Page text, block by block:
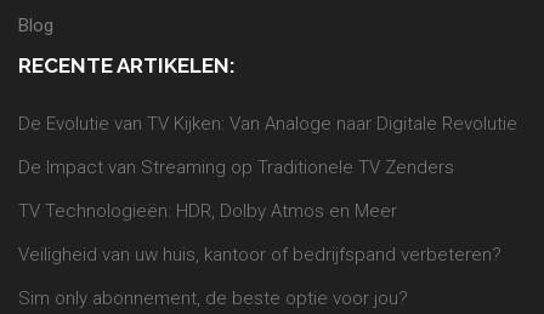
Blog
RECENTE ARTIKELEN:
De Evolutie van TV Kijken: Van Analoge naar Digitale Revolutie
De Impact van Streaming op Traditionele TV Zenders
TV Technologieën: HDR, Dolby Atmos en Meer
Veiligheid van uw huis, kantoor of bedrijfspand verbeteren?
Sim only abonnement, de beste optie voor jou?